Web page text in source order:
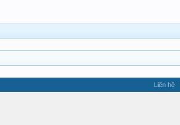
Liên hệ